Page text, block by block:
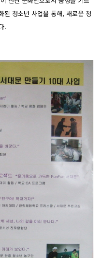
된 청소년 사업을 통해, 새로운 청
.